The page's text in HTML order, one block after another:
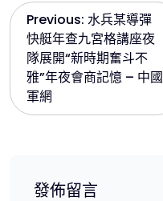
文
章
導
Previous: 水兵某導彈
快艇年查九宮格講座夜
隊展開“新時期奮斗不
雅”年夜會商記憶 – 中國
軍網
發佈留言